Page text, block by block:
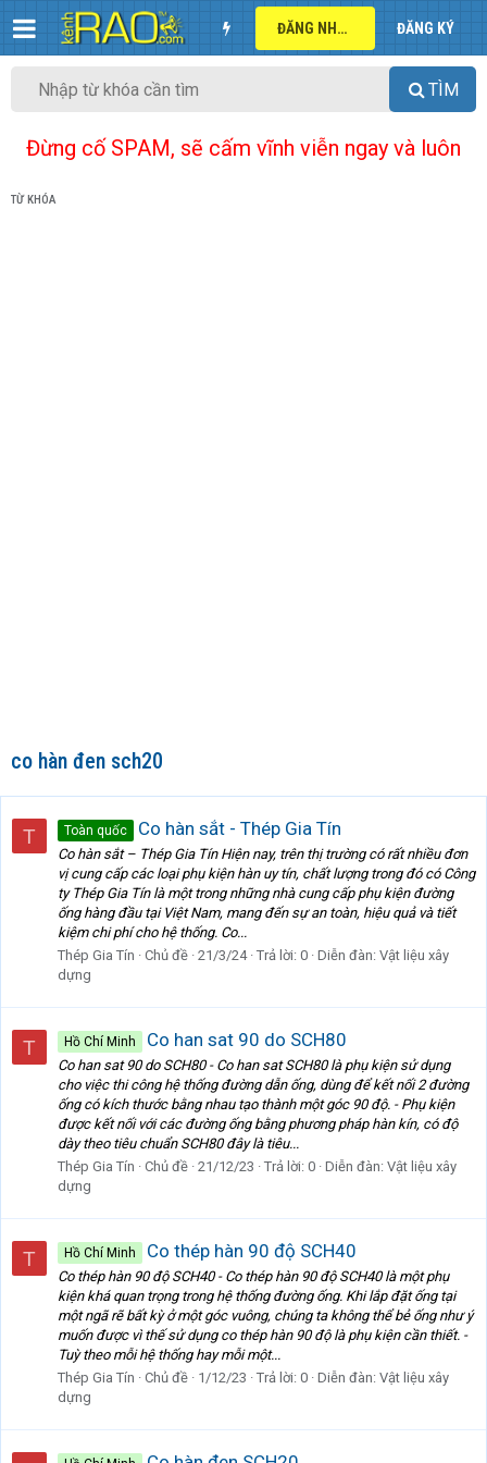
ĐĂNG NHẬP ĐĂNG KÝ
TÌM
Đừng cố SPAM, sẽ cấm vĩnh viễn ngay và luôn
TỪ KHÓA
co hàn đen sch20
T Toàn quốc Co hàn sắt - Thép Gia Tín
Co hàn sắt – Thép Gia Tín Hiện nay, trên thị trường có rất nhiều đơn
vị cung cấp các loại phụ kiện hàn uy tín, chất lượng trong đó có Công
ty Thép Gia Tín là một trong những nhà cung cấp phụ kiện đường
ống hàng đầu tại Việt Nam, mang đến sự an toàn, hiệu quả và tiết
kiệm chi phí cho hệ thống. Co...
Thép Gia Tín
Chủ đề 21/3/24 Trả lời: 0 Diễn đàn: Vật liệu xây
dựng
T Hồ Chí Minh Co han sat 90 do SCH80
Co han sat 90 do SCH80 - Co han sat SCH80 là phụ kiện sử dụng
cho việc thi công hệ thống đường dẫn ống, dùng để kết nối 2 đường
ống có kích thước bằng nhau tạo thành một góc 90 độ. - Phụ kiện
được kết nối với các đường ống bằng phương pháp hàn kín, có độ
dày theo tiêu chuẩn SCH80 đây là tiêu...
Thép Gia Tín
Chủ đề 21/12/23 Trả lời: 0 Diễn đàn: Vật liệu xây
dựng
T Hồ Chí Minh Co thép hàn 90 độ SCH40
Co thép hàn 90 độ SCH40 - Co thép hàn 90 độ SCH40 là một phụ
kiện khá quan trọng trong hệ thống đường ống. Khi lắp đặt ống tại
một ngã rẽ bất kỳ ở một góc vuông, chúng ta không thể bẻ ống như ý
muốn được vì thế sử dụng co thép hàn 90 độ là phụ kiện cần thiết. -
Tuỳ theo mỗi hệ thống hay mỗi một...
Thép Gia Tín
Chủ đề 1/12/23 Trả lời: 0 Diễn đàn: Vật liệu xây
dựng